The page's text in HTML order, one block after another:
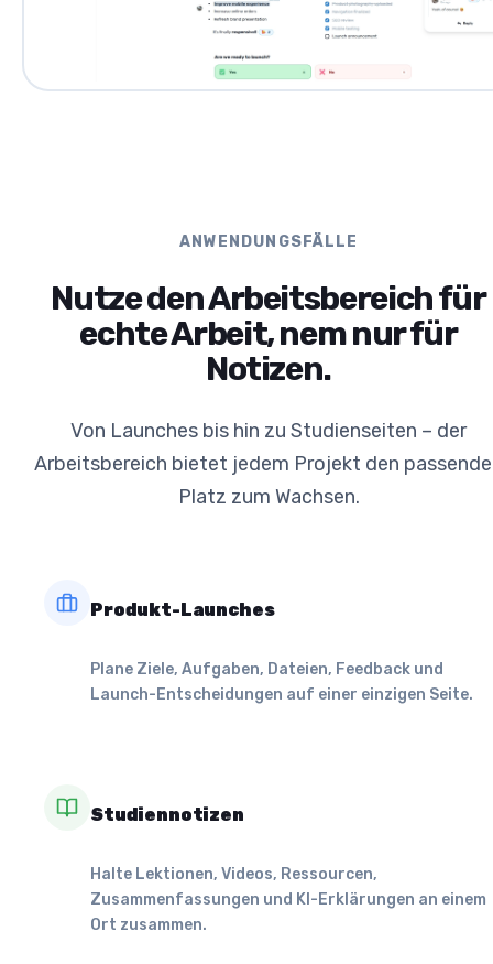
ANWENDUNGSFÄLLE
Nutze den Arbeitsbereich für
echte Arbeit, nem nur für
Notizen.
Von Launches bis hin zu Studienseiten – der
Arbeitsbereich bietet jedem Projekt den
Platz zum Wachsen.
Produkt-Launches
Plane Ziele, Aufgaben, Dateien, Feedback und
Launch-Entscheidungen auf einer einzigen Seite.
Studiennotizen
Halte Lektionen, Videos, Ressourcen,
Zusammenfassungen und KI-Erklärungen an einem
Ort zusammen.